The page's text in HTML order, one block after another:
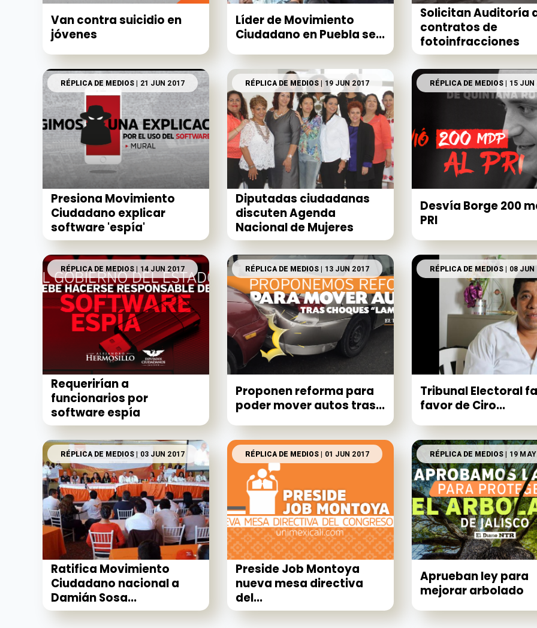
Van contra suicidio en
jóvenes
Líder de Movimiento
Ciudadano en Puebla se...
Solicitan Auditoría
contratos de
fotoinfracciones
RÉPLICA DE MEDIOS | 21 JUN 2017
Presiona Movimiento
Ciudadano explicar
software 'espía'
RÉPLICA DE MEDIOS | 19 JUN 2017
Diputadas ciudadanas
discuten Agenda
Nacional de Mujeres
RÉPLICA DE MEDIOS | 15
Desvía Borge 200
PRI
RÉPLICA DE MEDIOS | 14 JUN 2017
Requerirían a
funcionarios por
software espía
RÉPLICA DE MEDIOS | 13 JUN 2017
Proponen reforma para
poder mover autos tras...
RÉPLICA DE MEDIOS | 08 JUN
Tribunal Electoral
favor de Ciro...
RÉPLICA DE MEDIOS | 03 JUN 2017
Ratifica Movimiento
Ciudadano nacional a
Damián Sosa...
RÉPLICA DE MEDIOS | 01 JUN 2017
Preside Job Montoya
nueva mesa directiva
del...
RÉPLICA DE MEDIOS | 19
Aprueban ley para
mejorar arbolado